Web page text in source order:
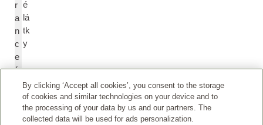
r
a
n
c
e
(
é
lá
tk
y
By clicking ‘Accept all cookies’, you consent to the storage
of cookies and similar technologies on your device and to
the processing of your data by us and our partners. The
collected data will be used for ads personalization.